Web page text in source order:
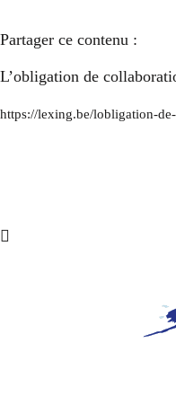
Partager ce contenu :
L’obligation de
https://lexing.be/lobligation-